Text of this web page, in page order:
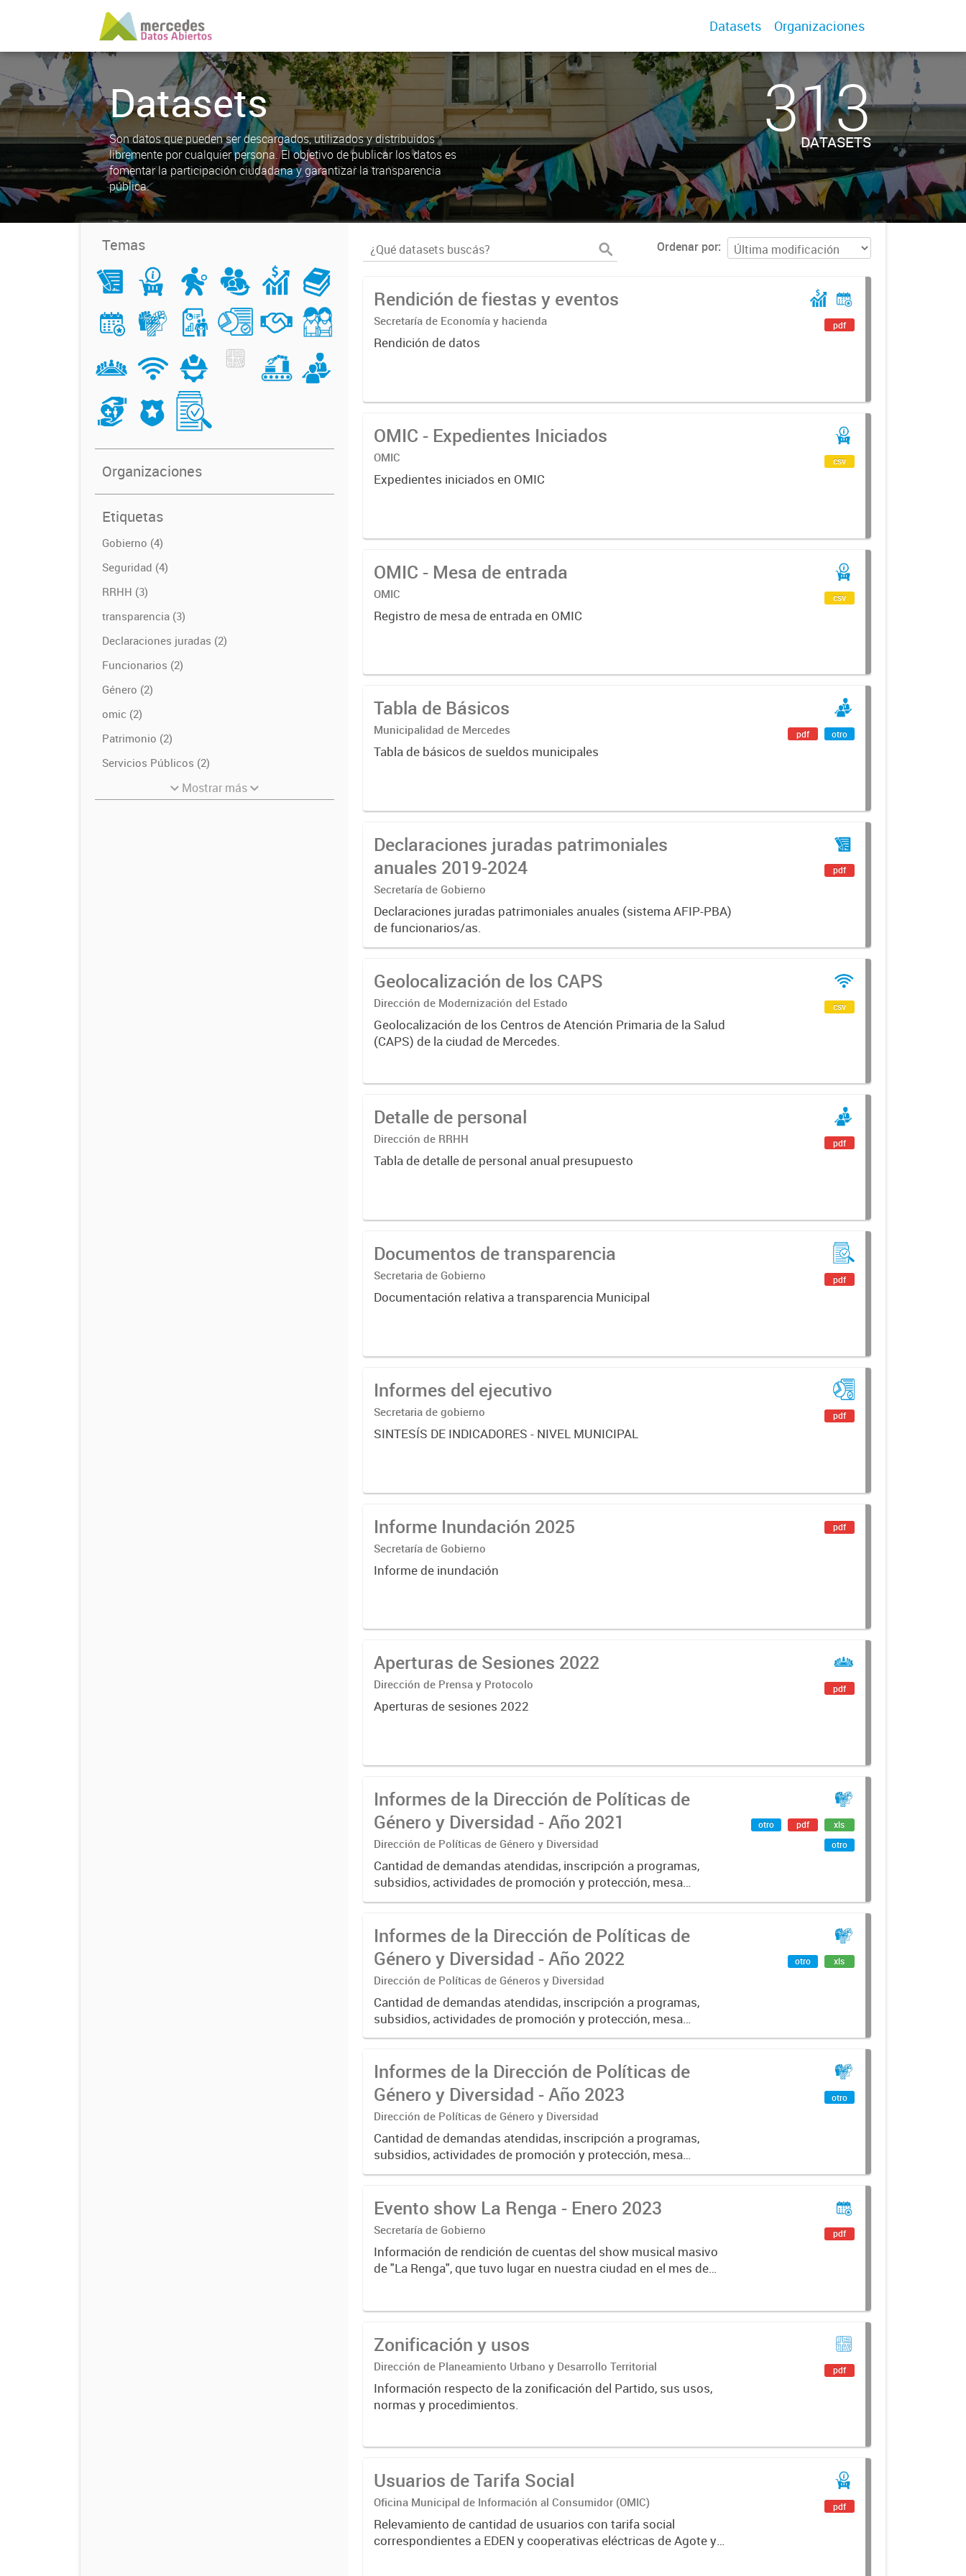
Datasets Organizaciones
Datasets
Son datos que pueden ser descargados, utilizados y distribuidos
libremente por cualquier persona. El objetivo de publicar los datos es
fomentar la participación ciudadana y garantizar la transparencia
pública.
313
DATASETS
Temas
Organizaciones
Etiquetas
Gobierno (4)
Seguridad (4)
RRHH (3)
transparencia (3)
Declaraciones juradas (2)
Funcionarios (2)
Género (2)
omic (2)
Patrimonio (2)
Servicios Públicos (2)
Mostrar más
Ordenar por
Rendición de fiestas y eventos
Secretaría de Economía y hacienda
Rendición de datos
pdf
OMIC - Expedientes Iniciados
OMIC
Expedientes iniciados en OMIC
csv
OMIC - Mesa de entrada
OMIC
Registro de mesa de entrada en OMIC
csv
Tabla de Básicos
Municipalidad de Mercedes
Tabla de básicos de sueldos municipales
pdf otro
Declaraciones juradas patrimoniales
anuales 2019-2024
Secretaría de Gobierno
Declaraciones juradas patrimoniales anuales (sistema AFIP-PBA)
de funcionarios/as.
pdf
Geolocalización de los CAPS
Dirección de Modernización del Estado
Geolocalización de los Centros de Atención Primaria de la Salud
(CAPS) de la ciudad de Mercedes.
csv
Detalle de personal
Dirección de RRHH
Tabla de detalle de personal anual presupuesto
pdf
Documentos de transparencia
Secretaria de Gobierno
Documentación relativa a transparencia Municipal
pdf
Informes del ejecutivo
Secretaria de gobierno
SINTESÍS DE INDICADORES - NIVEL MUNICIPAL
pdf
Informe Inundación 2025
Secretaría de Gobierno
Informe de inundación
pdf
Aperturas de Sesiones 2022
Dirección de Prensa y Protocolo
Aperturas de sesiones 2022
pdf
Informes de la Dirección de Políticas de
Género y Diversidad - Año 2021
Dirección de Políticas de Género y Diversidad
Cantidad de demandas atendidas, inscripción a programas,
subsidios, actividades de promoción y protección, mesa
intersectorial de géneros y diversidad, etc.
otro pdf
xls
otro
Informes de la Dirección de Políticas de
Género y Diversidad - Año 2022
Dirección de Políticas de Géneros y Diversidad
Cantidad de demandas atendidas, inscripción a programas,
subsidios, actividades de promoción y protección, mesa
intersectorial de géneros y diversidad, etc.
otro xls
Informes de la Dirección de Políticas de
Género y Diversidad - Año 2023
Dirección de Políticas de Género y Diversidad
Cantidad de demandas atendidas, inscripción a programas,
subsidios, actividades de promoción y protección, mesa
intersectorial de géneros y diversidad, etc.
otro
Evento show La Renga - Enero 2023
Secretaría de Gobierno
Información de rendición de cuentas del show musical masivo
de "La Renga", que tuvo lugar en nuestra ciudad en el mes de
pdf
Zonificación y usos
Dirección de Planeamiento Urbano y Desarrollo Territorial
Información respecto de la zonificación del Partido, sus usos,
normas y procedimientos.
pdf
Usuarios de Tarifa Social
Oficina Municipal de Información al Consumidor (OMIC)
Relevamiento de cantidad de usuarios con tarifa social
correspondientes a EDEN y cooperativas eléctricas de Agote y
pdf